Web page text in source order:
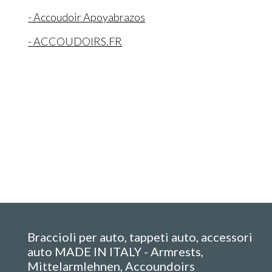
- Accoudoir Apoyabrazos
- ACCOUDOIRS.FR
Braccioli per auto, tappeti auto, accessori
auto MADE IN ITALY - Armrests,
Mittelarmlehnen, Accoundoirs